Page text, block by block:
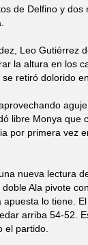
de Delfino y dos
Leo Gutiérrez
la altura en los
retiró dolorido
libre Monya que
por primera vez
nueva lectura
Ala pivote
lo tiene.
arriba 54-52.
el partido.